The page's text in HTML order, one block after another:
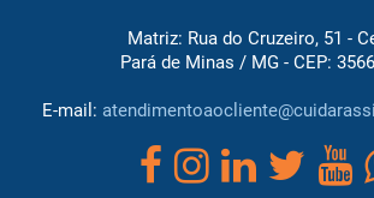
Matriz: Rua do Cruzeiro, 51 -
Pará de Minas / MG - CEP:
E-mail: